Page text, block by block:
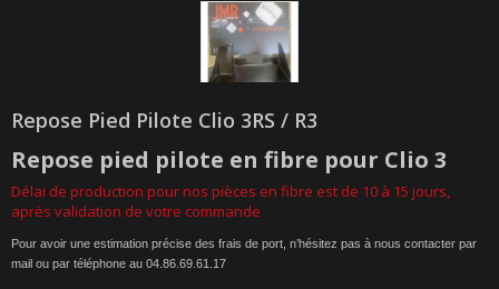
Repose Pied Pilote Clio 3RS / R3
Repose pied pilote en fibre pour Clio 3
Délai de production pour nos pièces en fibre est de 10 à 15 jours,
après validation de votre commande
Pour avoir une estimation précise des frais de port, n’hésitez pas à nous contacter par
mail ou par téléphone au 04.86.69.61.17